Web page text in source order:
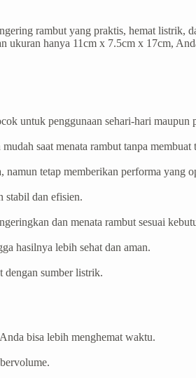
rambut yang praktis, hemat listrik,
hanya 11cm x 7.5cm x 17cm,
untuk penggunaan sehari-hari maupun
saat menata rambut tanpa membuat
tetap memberikan performa yang
stabil dan efisien.
dan menata rambut sesuai
hasilnya lebih sehat dan aman.
dengan sumber listrik.
bisa lebih menghemat waktu.